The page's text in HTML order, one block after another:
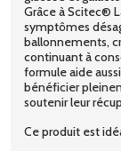
Grâce à Scitec®
symptômes
ballonnements,
continuant à
formule aide
bénéficier
soutenir leur
Ce produit est